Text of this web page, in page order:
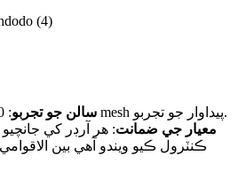
1.40 سالن جو تجربو
: 40 سالن کان وڌيڪ تار mesh پيداوار جو تجربو.
2. معيار جي ضمانت: هر آرڊر کي
ڪنٽرول ڪيو ويندو آهي بين